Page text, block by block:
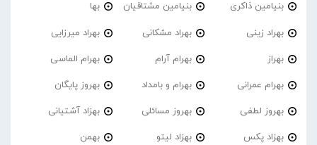
بنیامین ذاکری بنیامین مشتاقیان بها
بهراد زینی بهراد مشکانی بهراد میرزایی
بهراز بهرام آرام بهرام الماسی
بهرام عمرانی بهرام و بامداد بهروز پایگان
بهروز لطفی بهروز مسائلی بهزاد آشتیانی
بهزاد پکس بهزاد لیتو بهمن